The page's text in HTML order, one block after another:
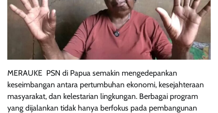
MERAUKE  PSN di Papua semakin mengedepankan
keseimbangan antara pertumbuhan ekonomi, kesejahteraan
masyarakat, dan kelestarian lingkungan. Berbagai program
yang dijalankan tidak hanya berfokus pada pembangunan